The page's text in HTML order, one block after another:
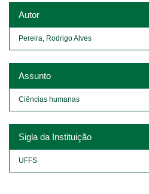
Autor
Pereira, Rodrigo Alves
Assunto
Ciências humanas
Sigla da Instituição
UFFS